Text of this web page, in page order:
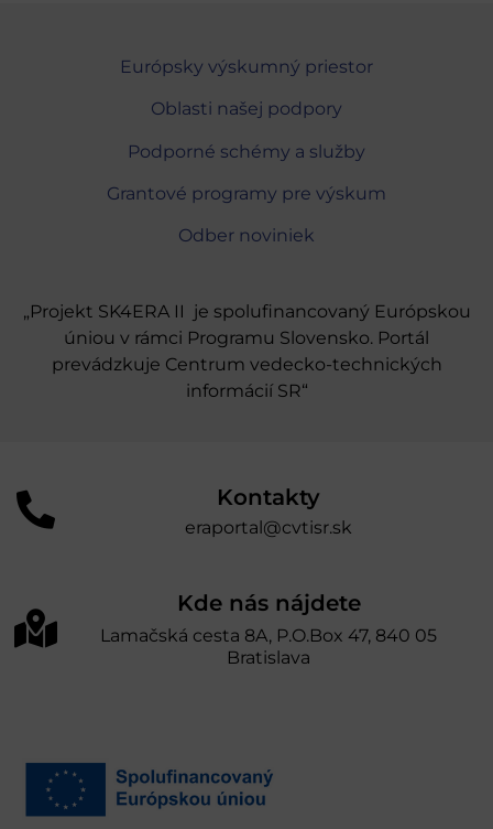
Európsky výskumný priestor
Oblasti našej podpory
Podporné schémy a služby
Grantové programy pre výskum
Odber noviniek
„Projekt SK4ERA II je spolufinancovaný Európskou
úniou v rámci Programu Slovensko. Portál
prevádzkuje Centrum vedecko-technických
informácií SR“
Kontakty
eraportal@cvtisr.sk
Kde nás nájdete
Lamačská cesta 8A, P.O.Box 47, 840 05
Bratislava